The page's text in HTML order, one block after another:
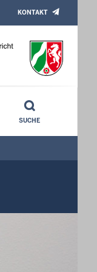
KONTAKT
SUCHE